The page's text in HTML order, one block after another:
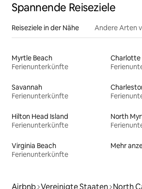
Spannende Reiseziele
Reiseziele in der Nähe Andere Arten
Myrtle Beach
Ferienunterkünfte
Charlotte
Savannah
Ferienunterkünfte
Hilton Head Island
Ferienunterkünfte
North
Virginia Beach
Ferienunterkünfte
Mehr
Airbnb Vereinigte Staaten North